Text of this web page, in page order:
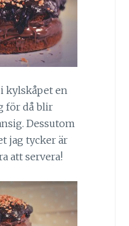
kylskåpet en
för då blir
Dessutom
jag tycker är
att servera!